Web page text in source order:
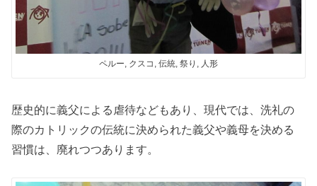
ペルー, クスコ, 伝統, 祭り, 人形
歴史的に義父による虐待などもあり、現代では、洗礼の
際のカトリックの伝統に決められた義父や義母を決める
習慣は、廃れつつあります。